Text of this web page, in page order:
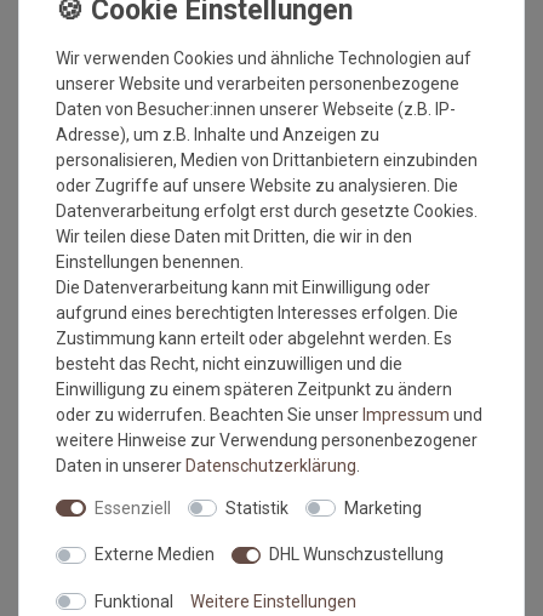
liegen, berechtigen nicht zur Beanstandung.
völlig normal. Sonderzuschnitte sind vom
Umtausch/Rückgabe ausgeschlossen.
Weiterhin ist zu beachten, wenn der gleiche Belag in
verschiedenen Rollenbreiten bestellt wird, dass es zu
Farbabweichungen auf Grund der unterschiedlichen
Anfertigungen kommen kann.
Wie messe ich meinen Raum aus, damit das Material
ausreicht?
Beim ausmessen des Raumes in dem der
Bodenbelag verlegt werden soll, bitte immer die
Türrahmen, Erker oder sonstige Aussparungen IMMER
mit ausmessen. Also immer die längste Länge und die
breiteste Breite.
Kalkulieren Sie immer ca. 10-15 cm mehr in der
Länge und Breite mit ein, da die Wände nicht immer
gleichmäßig breit bzw. lang sein können.
Verlegehinweise
Der Unterboden muss eben, glatt, fest, rissfrei, trocken und
sauber sein.
Wir verwenden Cookies und ähnliche Technologien auf
unserer Website und verarbeiten personenbezogene
Daten von Besucher:innen unserer Webseite (z.B. IP-
Adresse), um z.B. Inhalte und Anzeigen zu
personalisieren, Medien von Drittanbietern einzubinden
oder Zugriffe auf unsere Website zu analysieren. Die
Datenverarbeitung erfolgt erst durch gesetzte Cookies.
Wir teilen diese Daten mit Dritten, die wir in den
Einstellungen benennen.
Die Datenverarbeitung kann mit Einwilligung oder
aufgrund eines berechtigten Interesses erfolgen. Die
Zustimmung kann erteilt oder abgelehnt werden. Es
besteht das Recht, nicht einzuwilligen und die
Einwilligung zu einem späteren Zeitpunkt zu ändern
oder zu widerrufen. Beachten Sie unserImpressum und
weitere Hinweise zur Verwendung personenbezogener
Daten in unsererDaten­schutz­erklärung
Essenziell Statistik Marketing
Externe Medien DHL Wunschzustellung
Funktional Weitere Einstellungen